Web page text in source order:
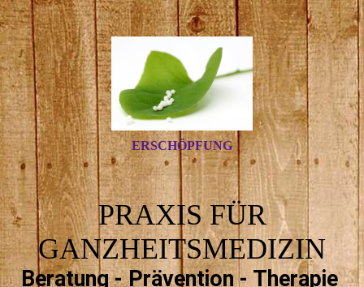
ERSCHÖPFUNG
PRAXIS FÜR
GANZHEITSMEDIZIN
Beratung - Prävention - Therapie